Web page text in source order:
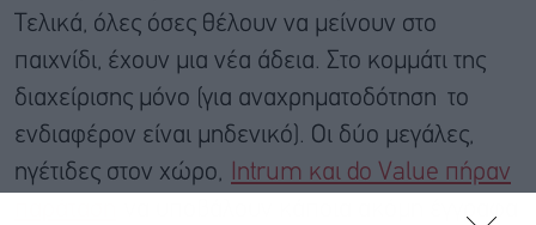
Τελικά, όλες όσες θέλουν να μείνουν στο
παιχνίδι, έχουν μια νέα άδεια. Στο κομμάτι της
διαχείρισης μόνο (για αναχρηματοδότηση το
ενδιαφέρον είναι μηδενικό). Οι δύο μεγάλες,
ηγέτιδες στον χώρο,
Intrum και do Value πήραν